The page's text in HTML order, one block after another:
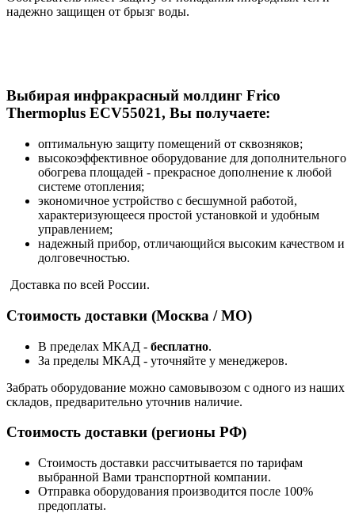
надежно защищен от брызг воды.
Выбирая инфракрасный молдинг Frico
Thermoplus ECV55021, Вы получаете:
оптимальную защиту помещений от сквозняков;
высокоэффективное оборудование для дополнительного
обогрева площадей - прекрасное дополнение к любой
системе отопления;
экономичное устройство с бесшумной работой,
характеризующееся простой установкой и удобным
управлением;
надежный прибор, отличающийся высоким качеством и
долговечностью.
Доставка по всей России.
Стоимость доставки (Москва / МО)
В пределах МКАД - бесплатно.
За пределы МКАД - уточняйте у менеджеров.
Забрать оборудование можно самовывозом с одного из наших
складов, предварительно уточнив наличие.
Стоимость доставки (регионы РФ)
Стоимость доставки рассчитывается по тарифам
выбранной Вами транспортной компании.
Отправка оборудования производится после 100%
предоплаты.